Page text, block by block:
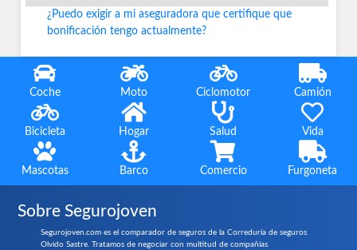
¿Puedo exigir a mi aseguradora que certifique que
bonificación tengo actualmente?
Coche Moto Ciclomotor Camión
Bicicleta Hogar Salud Vida
Mascotas Barco Comercio Furgoneta
Sobre Segurojoven
Segurojoven.com es el comparador de seguros de la Correduría de seguros
Olvido Sastre. Tratamos de negociar con multitud de compañías